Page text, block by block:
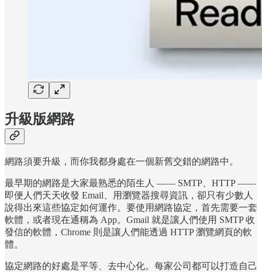
升級版網路
網路須要升級，而你我都身處在一個新舊交錯的網路中。
最早期的網路是大家最熟悉的陌生人 —— SMTP、HTTP ——
即便人們天天收發 Email、用瀏覽器搜尋資訊，卻只有少數人
說得出來這些協定如何運作。要使用網路協定，首先需要一套
軟體，或者現在通稱為 App。Gmail 就是讓人們使用 SMTP 收
發信的軟體，Chrome 則是讓人們能透過 HTTP 瀏覽網頁的軟
體。
協定網路的好處是平等、去中心化。每家公司都可以打造自己